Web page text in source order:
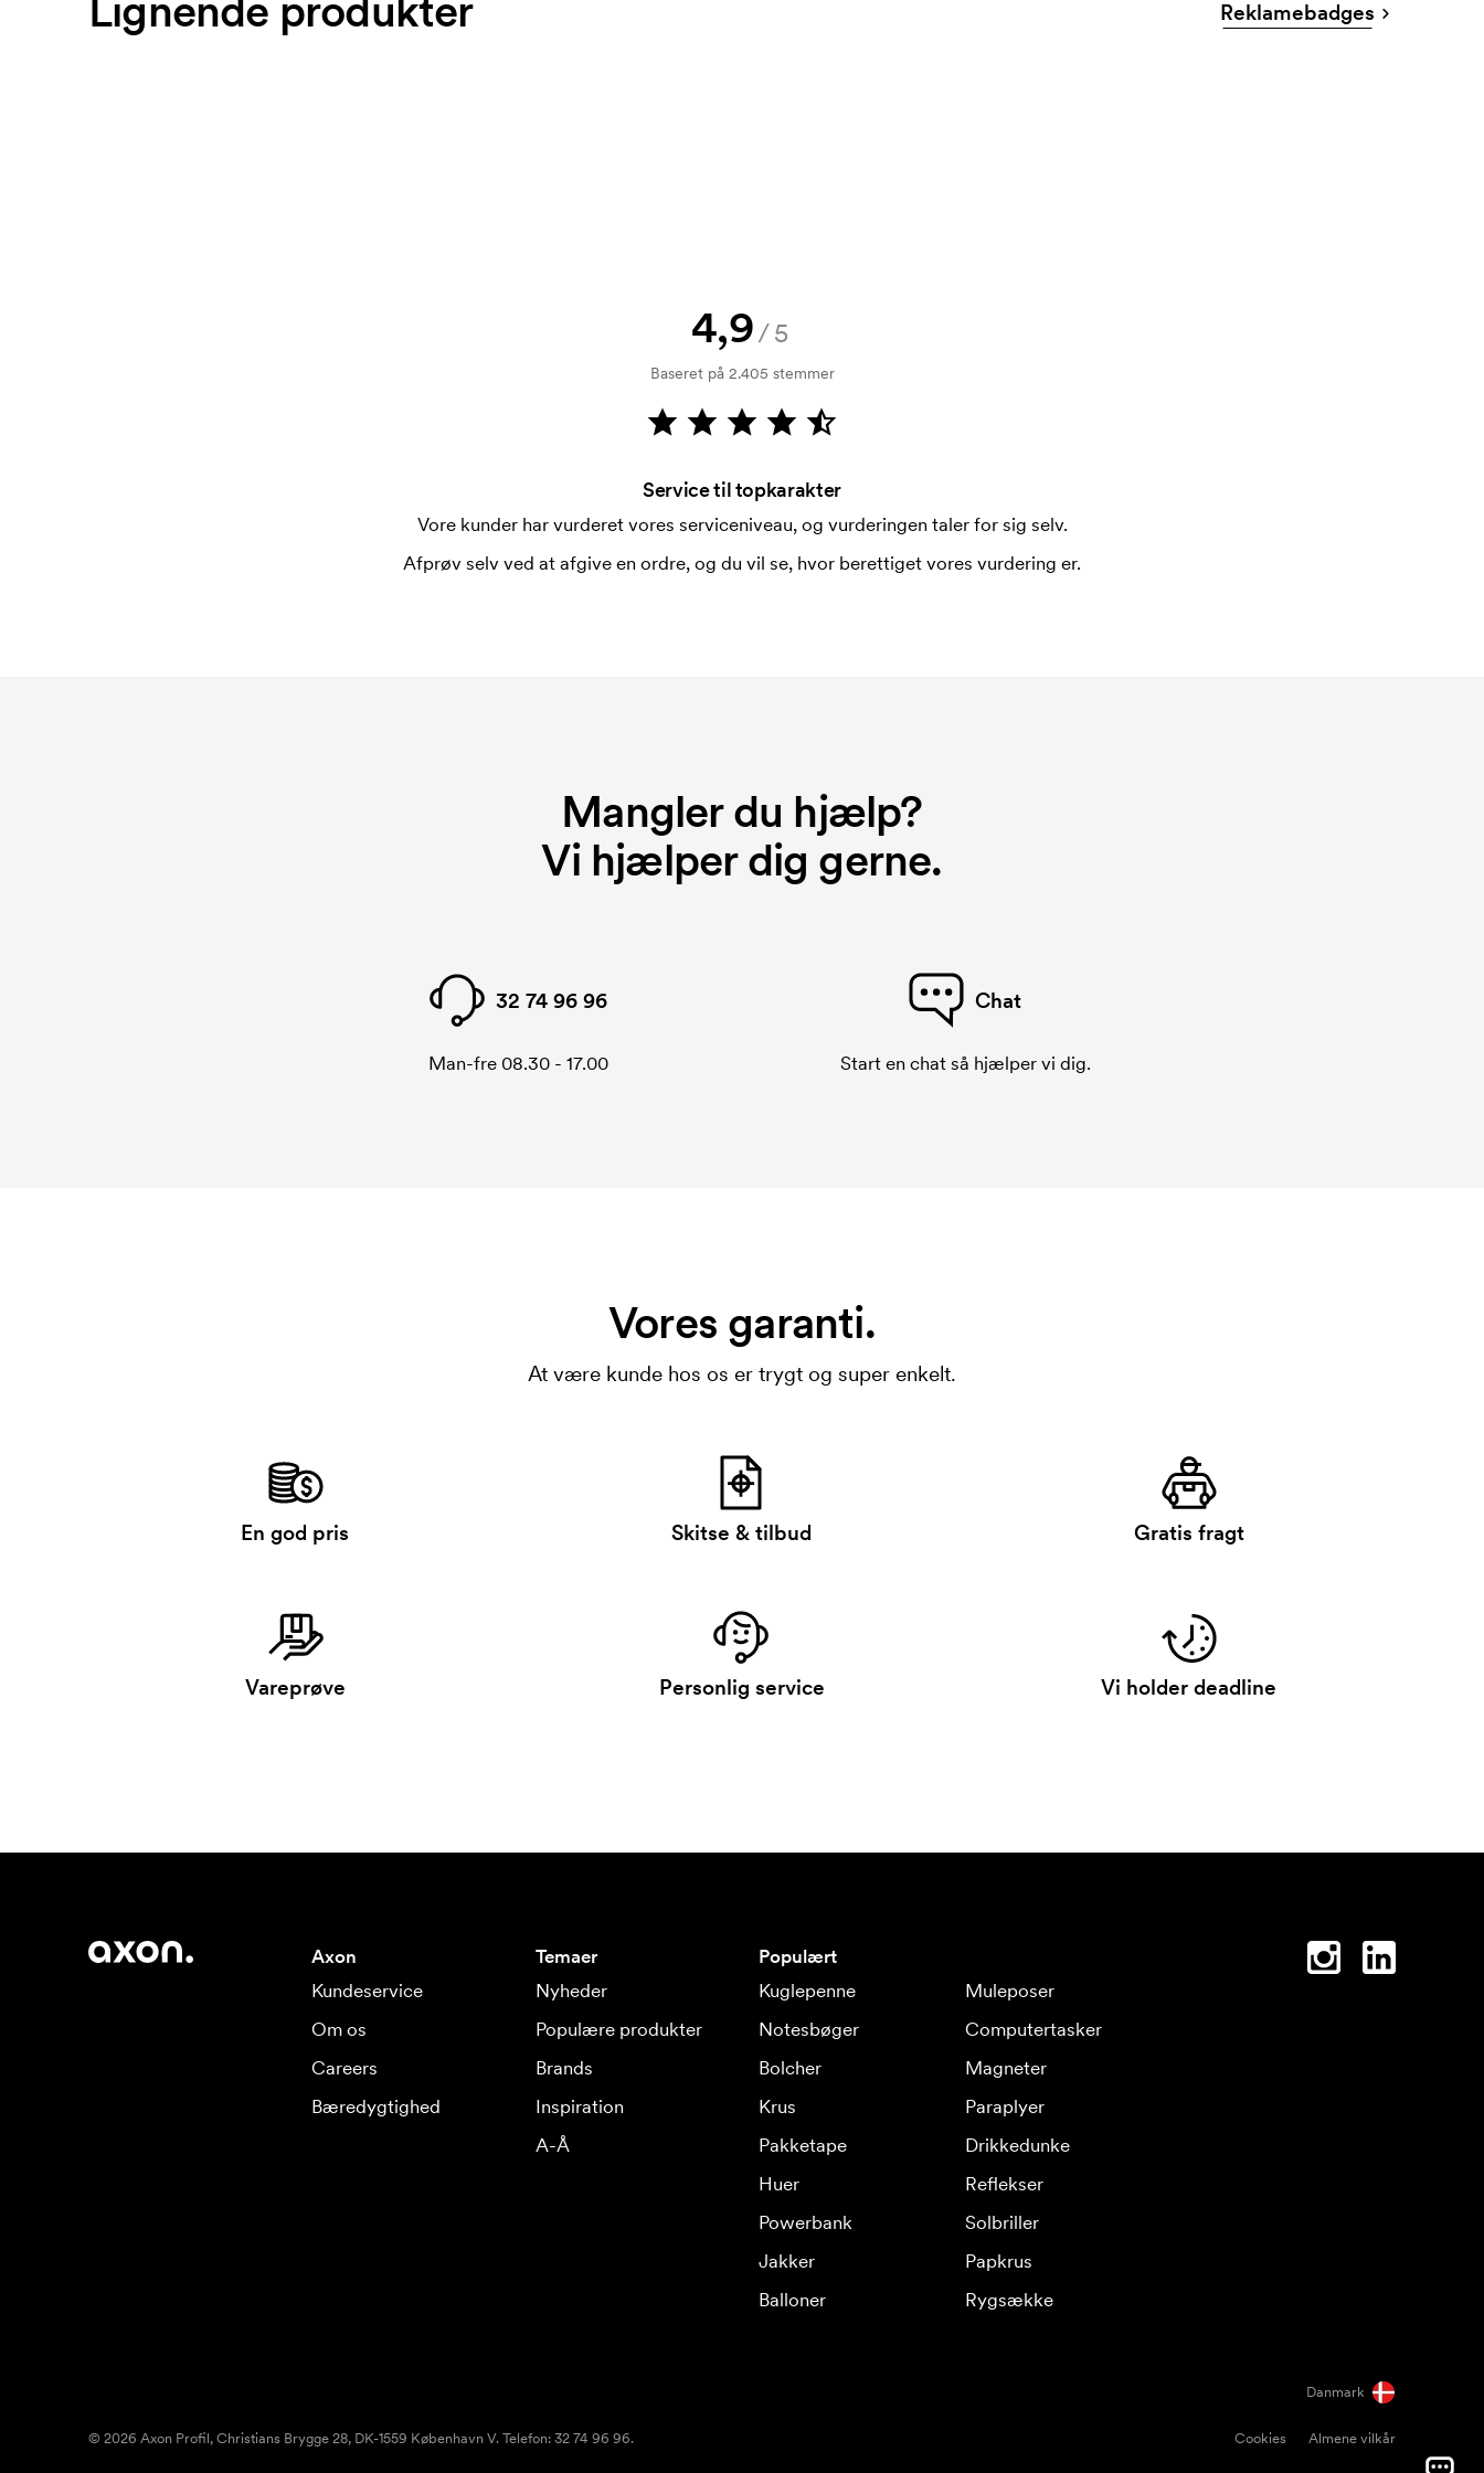
Selvfølgelig! Du får altid godkendt en skitse og et tilbud inden din bestilling bliver
På visse produkter er der et opstartsgebyr for mærkningen. Startomkostninger er et
opstartsgebyr for mærkningen. Opstartsgebyret forsvinder ikke ved en gentagen
Lignende produkter Reklamebadges
4,9/5
Baseret på 2.405 stemmer
Service til topkarakter
Vore kunder har vurderet vores serviceniveau, og vurderingen taler for sig selv.
Afprøv selv ved at afgive en ordre, og du vil se, hvor berettiget vores vurdering er.
Mangler du hjælp?
Vi hjælper dig gerne.
32 74 96 96
Man-fre 08.30 - 17.00
Chat
Start en chat så hjælper vi dig.
Vores garanti.
At være kunde hos os er trygt og super enkelt.
En god pris Skitse & tilbud Gratis fragt
Vareprøve Personlig service Vi holder deadline
Axon
Kundeservice
Om os
Careers
Bæredygtighed
Temaer
Nyheder
Populære produkter
Brands
Inspiration
A-Å
Populært
Kuglepenne
Muleposer
Notesbøger
Computertasker
Bolcher
Magneter
Krus
Paraplyer
Pakketape
Drikkedunke
Huer
Reflekser
Powerbank
Solbriller
Jakker
Papkrus
Balloner
Rygsække
Danmark
Cookies Almene vilkår
© 2026 Axon Profil, Christians Brygge 28, DK-1559 København V. Telefon: 32 74 96 96.